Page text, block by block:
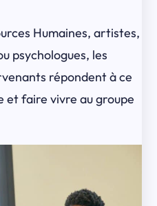
Humaines, artistes,
psychologues, les
répondent à ce
et faire vivre au groupe